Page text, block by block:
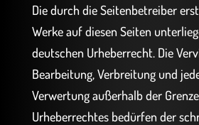
Die durch die Seitenbetreiber
Werke auf diesen Seiten
deutschen Urheberrecht. Die
Bearbeitung, Verbreitung und
Verwertung außerhalb der
Urheberrechtes bedürfen der